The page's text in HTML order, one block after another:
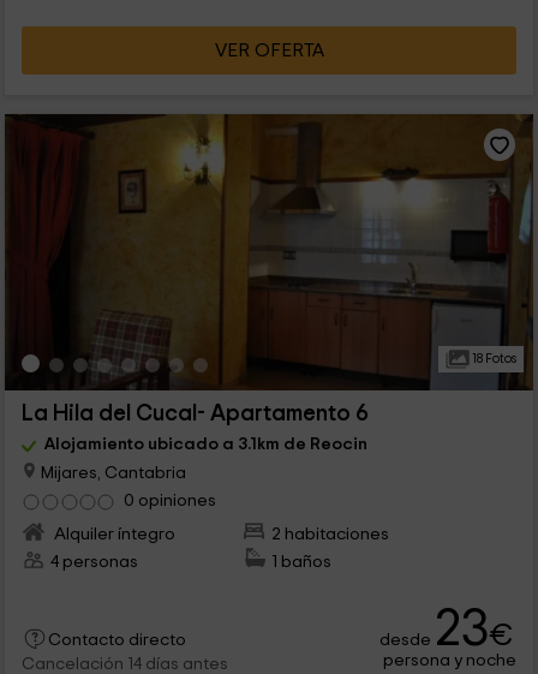
VER OFERTA
18 Fotos
La Hila del Cucal- Apartamento 6
Alojamiento ubicado a 3.1km de Reocin
Mijares, Cantabria
0 opiniones
Alquiler íntegro
2 habitaciones
4 personas
1 baños
Contacto directo
Cancelación 14 días antes
desde 23€
persona y noche